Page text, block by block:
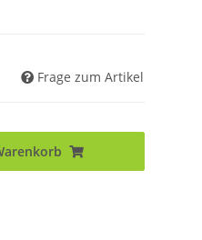
Frage zum Artikel